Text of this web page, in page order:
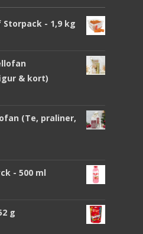
- 1,9 kg
& kort)
(Te, praliner,
- 500 ml
g